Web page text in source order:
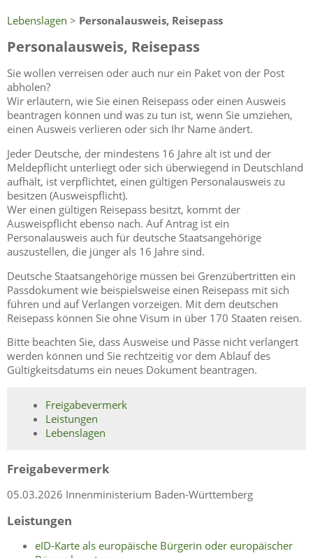
Lebenslagen > Personalausweis, Reisepass
Personalausweis, Reisepass
Sie wollen verreisen oder auch nur ein Paket von der Post
abholen?
Wir erläutern, wie Sie einen Reisepass oder einen Ausweis
beantragen können und was zu tun ist, wenn Sie umziehen,
einen Ausweis verlieren oder sich Ihr Name ändert.
Jeder Deutsche, der mindestens 16 Jahre alt ist und der
Meldepflicht unterliegt oder sich überwiegend in Deutschland
aufhält, ist verpflichtet, einen gültigen Personalausweis zu
besitzen (Ausweispflicht).
Wer einen gültigen Reisepass besitzt, kommt der
Ausweispflicht ebenso nach. Auf Antrag ist ein
Personalausweis auch für deutsche Staatsangehörige
auszustellen, die jünger als 16 Jahre sind.
Deutsche Staatsangehörige müssen bei Grenzübertritten ein
Passdokument wie beispielsweise einen Reisepass mit sich
führen und auf Verlangen vorzeigen. Mit dem deutschen
Reisepass können Sie ohne Visum in über 170 Staaten reisen.
Bitte beachten Sie, dass Ausweise und Pässe nicht verlängert
werden können und Sie rechtzeitig vor dem Ablauf des
Gültigkeitsdatums ein neues Dokument beantragen.
Freigabevermerk
Leistungen
Lebenslagen
Freigabevermerk
05.03.2026 Innenministerium Baden-Württemberg
Leistungen
eID-Karte als europäische Bürgerin oder europäischer